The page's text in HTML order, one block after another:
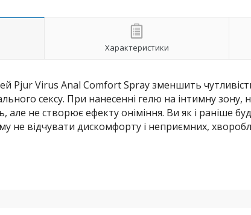
Характеристики
Pjur Virus Anal Comfort Spray зменшить
сексу. При нанесенні гелю на інтимну
але не створює ефекту оніміння. Ви як і раніше
не відчувати дискомфорту і неприємних,